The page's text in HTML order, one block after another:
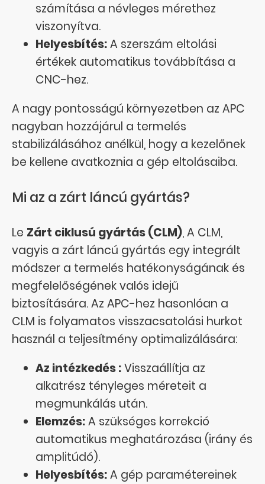
számítása a névleges mérethez
viszonyítva.
Helyesbítés:A szerszám eltolási
értékek automatikus továbbítása a
CNC-hez.
A nagy pontosságú környezetben az APC
nagyban hozzájárul a termelés
stabilizálásához anélkül, hogy a kezelőnek
be kellene avatkoznia a gép eltolásaiba.
Mi az a zárt láncú gyártás?
Le Zárt ciklusú gyártás (CLM), A CLM,
vagyis a zárt láncú gyártás egy integrált
módszer a termelés hatékonyságának és
megfelelőségének valós idejű
biztosítására. Az APC-hez hasonlóan a
CLM is folyamatos visszacsatolási hurkot
használ a teljesítmény optimalizálására:
Az intézkedés :Visszaállítja az
alkatrész tényleges méreteit a
megmunkálás után.
Elemzés:A szükséges korrekció
automatikus meghatározása (irány és
amplitúdó).
Helyesbítés:A gép paramétereinek